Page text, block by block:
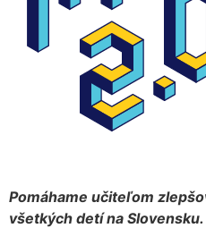
Pomáhame učiteľom
všetkých detí na Slovensku.